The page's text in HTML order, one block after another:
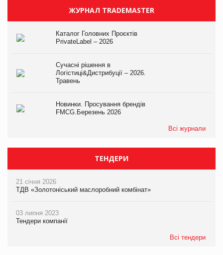
ЖУРНАЛ TRADEMASTER
Каталог Головних Проєктів
PrivateLabel – 2026
Сучасні рішення в
Логістиці&Дистрибуції – 2026.
Травень
Новинки. Просування брендів
FMCG.Березень 2026
Всі журнали
ТЕНДЕРИ
21 січня 2026
ТДВ «Золотоніський маслоробний комбінат»
03 липня 2023
Тендери компанії
Всі тендери